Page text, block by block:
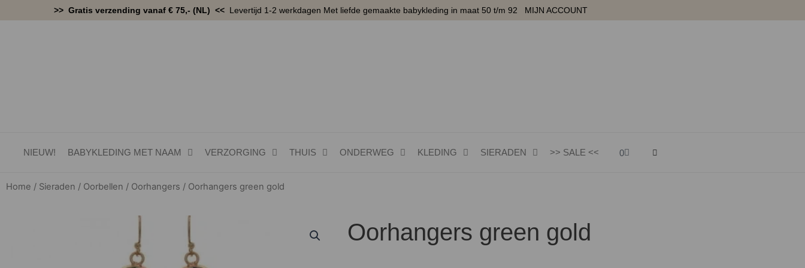
naar
>> Gratis verzending vanaf € 75,- (NL) <<Levertijd 1-2 werkdagen Met liefde gemaakte babykleding in maat 50 t/m 92 MIJN ACCOUNT
NIEUW! BABYKLEDING MET NAAM VERZORGING THUIS ONDERWEG KLEDING SIERADEN >> SALE << 0
Winkelwagen
Home / Sieraden / Oorbellen / Oorhangers / Oorhangers green gold
Oorhangers green gold